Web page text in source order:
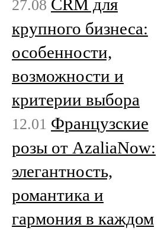
27.08 CRM для
крупного бизнеса:
особенности,
возможности и
критерии выбора
12.01 Французские
розы от AzaliaNow:
элегантность,
романтика и
гармония в каждом